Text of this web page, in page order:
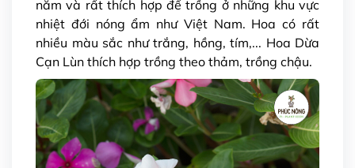
năm và rất thích hợp để trồng ở những khu vực
nhiệt đới nóng ẩm như Việt Nam. Hoa có rất
nhiều màu sắc như trắng, hồng, tím,... Hoa Dừa
Cạn Lùn thích hợp trồng theo thảm, trồng chậu.